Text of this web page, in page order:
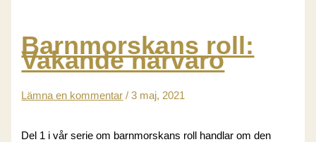
med
tratt
eller
Barnmorskans roll:
Vakande närvaro
Lämna en kommentar /3 maj, 2021
Del 1 i vår serie om barnmorskans roll handlar om den